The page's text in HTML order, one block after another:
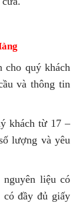
quý khách
và thông tin
khách từ 17 –
lượng và yêu
nguyên liệu có
có đầy đủ giấy